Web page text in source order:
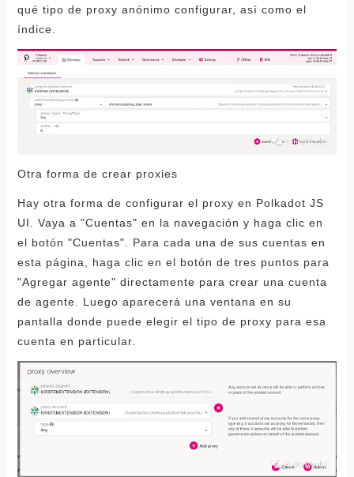
qué tipo de proxy anónimo configurar, así como el
índice.
Otra forma de crear proxies
Hay otra forma de configurar el proxy en Polkadot JS
UI. Vaya a "Cuentas" en la navegación y haga clic en
el botón "Cuentas". Para cada una de sus cuentas en
esta página, haga clic en el botón de tres puntos para
"Agregar agente" directamente para crear una cuenta
de agente. Luego aparecerá una ventana en su
pantalla donde puede elegir el tipo de proxy para esa
cuenta en particular.